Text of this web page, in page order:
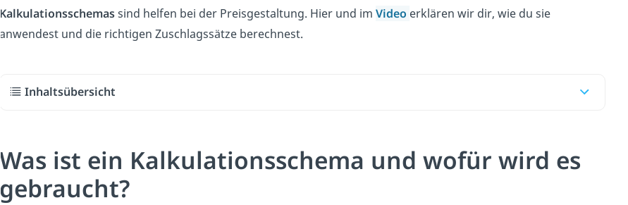
Kalkulationsschemassind helfen bei der Preisgestaltung. Hier und im Video erklären wir dir, wie du sie
anwendest und die richtigen Zuschlagssätze berechnest.
Inhaltsübersicht
Was ist ein Kalkulationsschema und wofür wird es
gebraucht?